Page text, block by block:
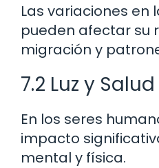
Las variaciones en
pueden afectar su
migración y
7.2 Luz y
En los seres
impacto
mental y física.